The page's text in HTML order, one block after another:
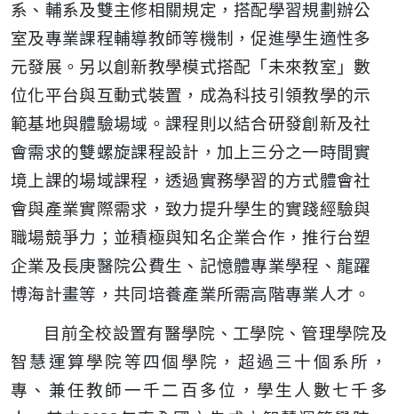
系、輔系及雙主修相關規定，搭配學習規劃辦公
室及專業課程輔導教師等機制，促進學生適性多
元發展。另以創新教學模式搭配「未來教室」數
位化平台與互動式裝置，成為科技引領教學的示
範基地與體驗場域。課程則以結合研發創新及社
會需求的雙螺旋課程設計，加上三分之一時間實
境上課的場域課程，透過實務學習的方式體會社
會與產業實際需求，致力提升學生的實踐經驗與
職場競爭力；並積極與知名企業合作，推行台塑
企業及長庚醫院公費生、記憶體專業學程、龍躍
博海計畫等，共同培養產業所需高階專業人才。
目前全校設置有醫學院、工學院、管理學院及
智慧運算學院等四個學院，超過三十個系所，
專、兼任教師一千二百多位，學生人數七千多